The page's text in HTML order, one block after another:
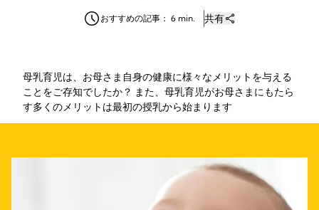
おすすめの記事： 6 min. 共有
母乳育児は、お母さま自身の健康に様々なメリットを与える
ことをご存知でしたか？ また、母乳育児がお母さまにもたら
す多くのメリットは最初の授乳から始まります